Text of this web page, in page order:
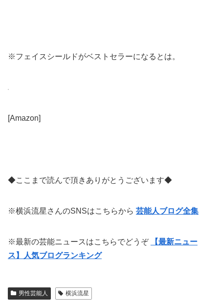
※フェイスシールドがベストセラーになるとは。
[Amazon]
◆ここまで読んで頂きありがとうございます◆
※横浜流星さんのSNSはこちらから 芸能人ブログ全集
※最新の芸能ニュースはこちらでどうぞ
【最新ニュー
ス】人気ブログランキング
男性芸能人 横浜流星